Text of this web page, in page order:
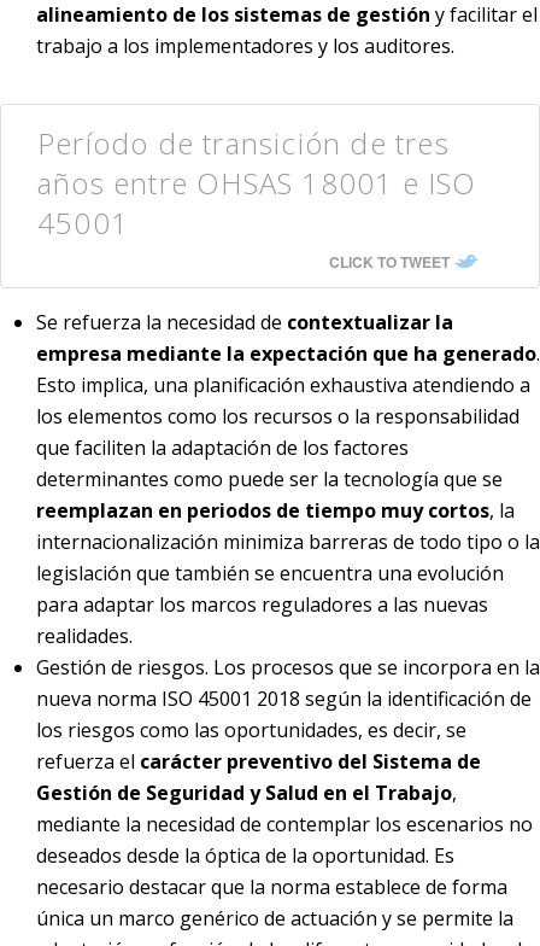
alineamiento de los sistemas de gestión y facilitar el
trabajo a los implementadores y los auditores.
Período de transición de tres
años entre OHSAS 18001 e ISO
45001
CLICK TO TWEET
Se refuerza la necesidad de contextualizar la
empresa mediante la expectación que ha generado.
Esto implica, una planificación exhaustiva atendiendo a
los elementos como los recursos o la responsabilidad
que faciliten la adaptación de los factores
determinantes como puede ser la tecnología que se
reemplazan en periodos de tiempo muy cortos, la
internacionalización minimiza barreras de todo tipo o la
legislación que también se encuentra una evolución
para adaptar los marcos reguladores a las nuevas
realidades.
Gestión de riesgos. Los procesos que se incorpora en la
nueva norma ISO 45001 2018 según la identificación de
los riesgos como las oportunidades, es decir, se
refuerza el carácter preventivo del Sistema de
Gestión de Seguridad y Salud en el Trabajo,
mediante la necesidad de contemplar los escenarios no
deseados desde la óptica de la oportunidad. Es
necesario destacar que la norma establece de forma
única un marco genérico de actuación y se permite la